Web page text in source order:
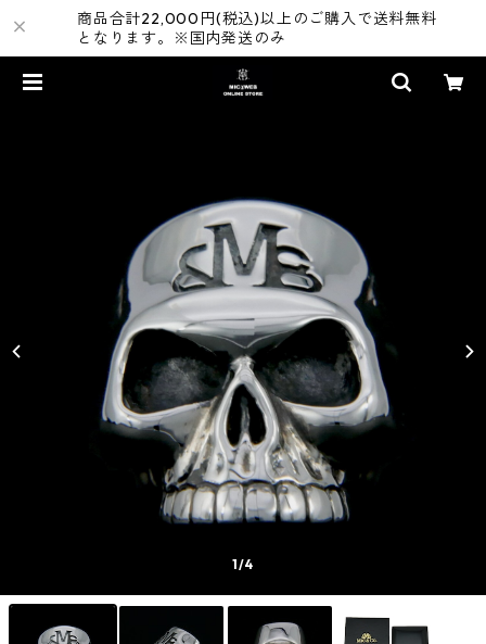
商品合計22,000円(税込)以上のご購入で送料無料
となります。※国内発送のみ
1/4